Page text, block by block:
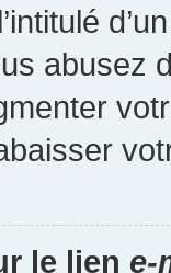
le lien e-